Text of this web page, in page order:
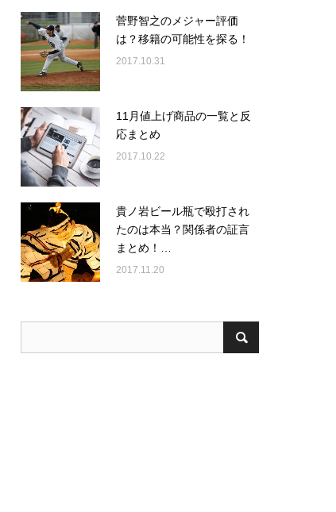
菅野智之のメジャー評価
は？移籍の可能性を探る！
2017.10.31
11月値上げ商品の一覧と反
応まとめ
2017.10.22
貴ノ岩ビール瓶で殴打され
たのは本当？関係者の証言
まとめ！…
2017.11.20